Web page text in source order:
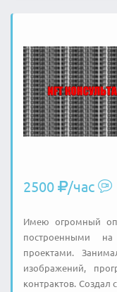
2500 /час
Имею огромный
построенными на
проектами.
изображений,
контрактов. Создал